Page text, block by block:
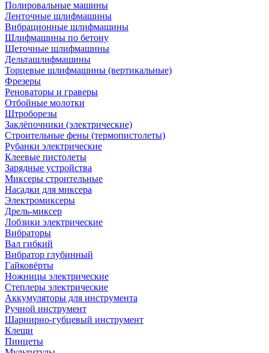
Полировальные машины
Ленточные шлифмашины
Вибрационные шлифмашины
Шлифмашины по бетону
Щеточные шлифмашины
Дельташлифмашины
Торцевые шлифмашины (вертикальные)
Фрезеры
Реноваторы и граверы
Отбойные молотки
Штроборезы
Заклёпочники (электрические)
Строительные фены (термопистолеты)
Рубанки электрические
Клеевые пистолеты
Зарядные устройства
Миксеры строительные
Насадки для миксера
Электромиксеры
Дрель-миксер
Лобзики электрические
Вибраторы
Вал гибкий
Вибратор глубинный
Гайковёрты
Ножницы электрические
Степлеры электрические
Аккумуляторы для инструмента
Ручной инструмент
Шарнирно-губцевый инструмент
Клещи
Пинцеты